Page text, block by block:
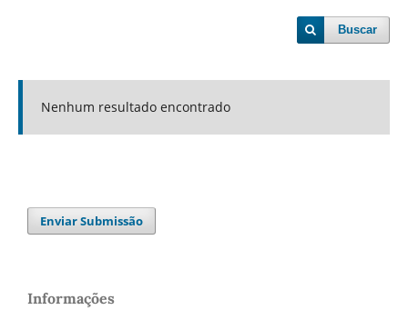
Buscar
Nenhum resultado encontrado
Enviar Submissão
Informações